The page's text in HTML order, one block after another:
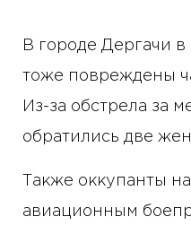
В городе Дергачи в
тоже повреждены
Из-за обстрела за
обратились две
Также оккупанты
авиационным